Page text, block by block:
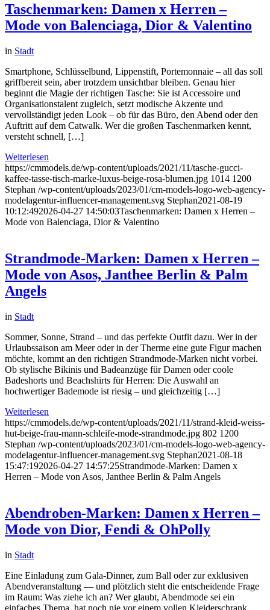
Taschenmarken: Damen x Herren –
Mode von Balenciaga, Dior & Valentino
in Stadt
Smartphone, Schlüsselbund, Lippenstift, Portemonnaie – all das soll
griffbereit sein, aber trotzdem unsichtbar bleiben. Genau hier
beginnt die Magie der richtigen Tasche: Sie ist Accessoire und
Organisationstalent zugleich, setzt modische Akzente und
vervollständigt jeden Look – ob für das Büro, den Abend oder den
Auftritt auf dem Catwalk. Wer die großen Taschenmarken kennt,
versteht schnell, […]
Weiterlesen
https://cmmodels.de/wp-content/uploads/2021/11/tasche-gucci-
kaffee-tasse-tisch-marke-luxus-beige-rosa-blumen.jpg 1014 1200
Stephan /wp-content/uploads/2023/01/cm-models-logo-web-agency-
modelagentur-influencer-management.svg Stephan2021-08-19
10:12:492026-04-27 14:50:03Taschenmarken: Damen x Herren –
Mode von Balenciaga, Dior & Valentino
Strandmode-Marken: Damen x Herren –
Mode von Asos, Janthee Berlin & Palm
Angels
in Stadt
Sommer, Sonne, Strand – und das perfekte Outfit dazu. Wer in der
Urlaubssaison am Meer oder in der Therme eine gute Figur machen
möchte, kommt an den richtigen Strandmode-Marken nicht vorbei.
Ob stylische Bikinis und Badeanzüge für Damen oder coole
Badeshorts und Beachshirts für Herren: Die Auswahl an
hochwertiger Bademode ist riesig – und gleichzeitig […]
Weiterlesen
https://cmmodels.de/wp-content/uploads/2021/11/strand-kleid-weiss-
hut-beige-frau-mann-schleife-mode-strandmode.jpg 802 1200
Stephan /wp-content/uploads/2023/01/cm-models-logo-web-agency-
modelagentur-influencer-management.svg Stephan2021-08-18
15:47:192026-04-27 14:57:25Strandmode-Marken: Damen x
Herren – Mode von Asos, Janthee Berlin & Palm Angels
Abendroben-Marken: Damen x Herren –
Mode von Dior, Fendi & OhPolly
in Stadt
Eine Einladung zum Gala-Dinner, zum Ball oder zur exklusiven
Abendveranstaltung — und plötzlich steht die entscheidende Frage
im Raum: Was ziehe ich an? Wer glaubt, Abendmode sei ein
einfaches Thema, hat noch nie vor einem vollen Kleiderschrank